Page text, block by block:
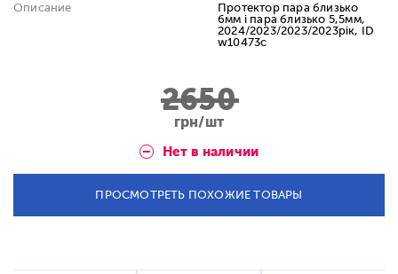
Описание
Протектор пара близько
6мм і пара близько 5,5мм,
2024/2023/2023/2023рік, ID
w10473c
2650
грн/шт
Нет в наличии
ПРОСМОТРЕТЬ ПОХОЖИЕ ТОВАРЫ